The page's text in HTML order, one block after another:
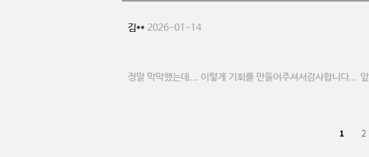
김** 2026-01-14
정말 막막했는데... 이렇게 기회를 만들어주셔서감사합니다...
1 2